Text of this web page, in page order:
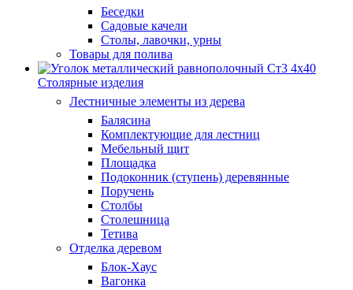
Беседки
Садовые качели
Столы, лавочки, урны
Товары для полива
Столярные изделия
Лестничные элементы из дерева
Балясина
Комплектующие для лестниц
Мебельный щит
Площадка
Подоконник (ступень) деревянные
Поручень
Столбы
Столешница
Тетива
Отделка деревом
Блок-Хаус
Вагонка